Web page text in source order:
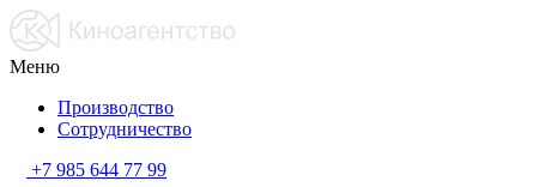
Меню
Производство
Сотрудничество
+7 985 644 77 99